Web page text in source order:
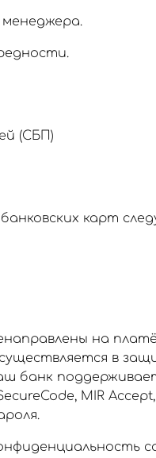
(СБП)
карт
на
в
банк
MIR